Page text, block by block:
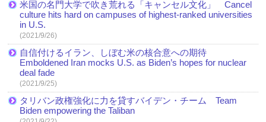
米国の名門大学で吹き荒れる「キャンセル文化」 Cancel
culture hits hard on campuses of highest-ranked universities
in U.S.
(2021/9/26)
自信付けるイラン、しぼむ米の核合意への期待
Emboldened Iran mocks U.S. as Biden’s hopes for nuclear
deal fade
(2021/9/25)
タリバン政権強化に力を貸すバイデン・チーム Team
Biden empowering the Taliban